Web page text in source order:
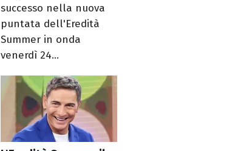
successo nella nuova
puntata dell'Eredità
Summer in onda
venerdì 24...